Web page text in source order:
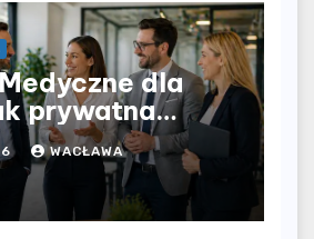
dla
prywatna
jakość
w
WACŁAWA